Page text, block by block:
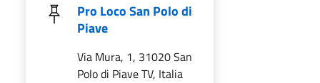
Pro Loco San Polo di
Piave
Via Mura, 1, 31020 San
Polo di Piave TV, Italia